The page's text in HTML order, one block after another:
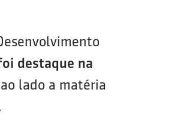
destaque na
lado a matéria